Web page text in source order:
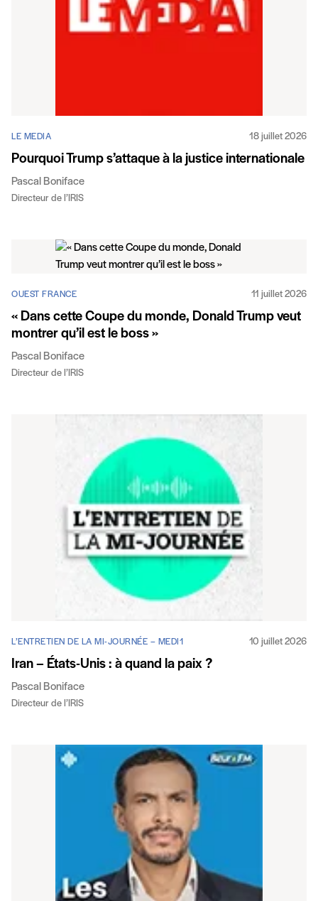
LE MEDIA 18 juillet 2026
Pourquoi Trump s’attaque à la justice internationale
Pascal Boniface
Directeur de l’IRIS
OUEST FRANCE 11 juillet 2026
« Dans cette Coupe du monde, Donald Trump veut
montrer qu’il est le boss »
Pascal Boniface
Directeur de l’IRIS
L’ENTRETIEN DE LA MI-JOURNÉE – MEDI1 10 juillet 2026
Iran – États-Unis : à quand la paix ?
Pascal Boniface
Directeur de l’IRIS